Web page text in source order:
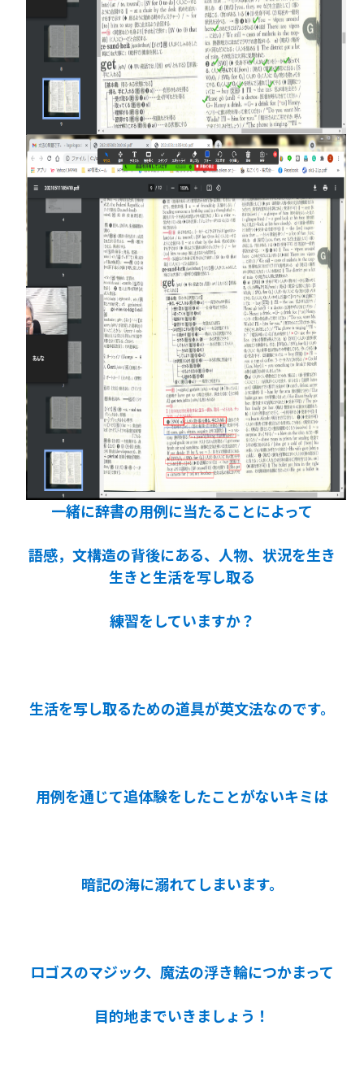
一緒に辞書の用例に当たることによって
語感，文構造の背後にある、人物、状況を生き
生きと生活を写し取る
練習をしていますか？
生活を写し取るための道具が英文法なのです。
用例を通じて追体験をしたことがないキミは
暗記の海に溺れてしまいます。
ロゴスのマジック、魔法の浮き輪につかまって
目的地までいきましょう！